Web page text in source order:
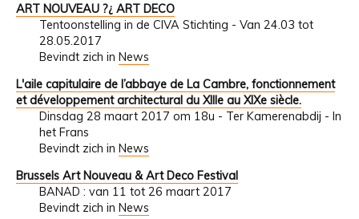
ART NOUVEAU ?¿ ART DECO
Tentoonstelling in de CIVA Stichting - Van 24.03 tot
28.05.2017
Bevindt zich in News
L'aile capitulaire de l’abbaye de La Cambre, fonctionnement
et développement architectural du XIIIe au XIXe siècle.
Dinsdag 28 maart 2017 om 18u - Ter Kamerenabdij - In
het Frans
Bevindt zich in News
Brussels Art Nouveau & Art Deco Festival
BANAD : van 11 tot 26 maart 2017
Bevindt zich in News